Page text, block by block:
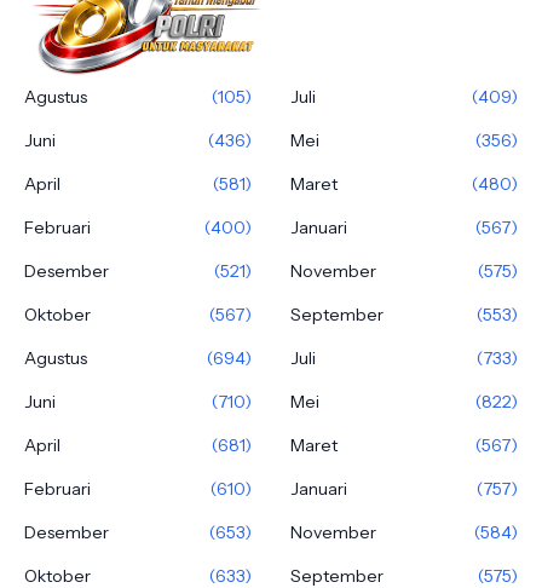
Agustus (105) Juli
(409)
Juni
(436) Mei
(356)
April
(581) Maret
(480)
Februari
(400) Januari
(567)
Desember
(521) November
(575)
Oktober
(567) September
(553)
Agustus
(694) Juli
(733)
Juni
(710) Mei
(822)
April
(681) Maret
(567)
Februari
(610) Januari
(757)
Desember
(653) November
(584)
Oktober
(633) September
(575)